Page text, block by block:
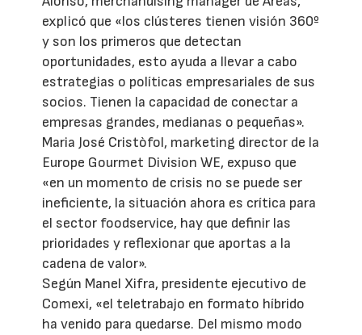
explicó que «los clústeres tienen visión 360º
y son los primeros que detectan
oportunidades, esto ayuda a llevar a cabo
estrategias o políticas empresariales de sus
socios. Tienen la capacidad de conectar a
empresas grandes, medianas o pequeñas».
Maria José Cristòfol, marketing director de la
Europe Gourmet Division WE, expuso que
«en un momento de crisis no se puede ser
ineficiente, la situación ahora es crítica para
el sector foodservice, hay que definir las
prioridades y reflexionar que aportas a la
cadena de valor».
Según Manel Xifra, presidente ejecutivo de
Comexi, «el teletrabajo en formato híbrido
ha venido para quedarse. Del mismo modo